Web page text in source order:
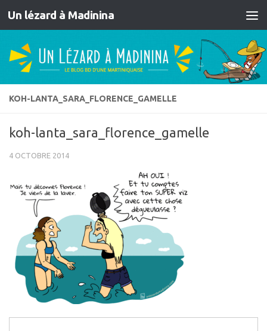
Skip to content
Un lézard à Madinina
KOH-LANTA_SARA_FLORENCE_GAMELLE
koh-lanta_sara_florence_gamelle
4 OCTOBRE 2014